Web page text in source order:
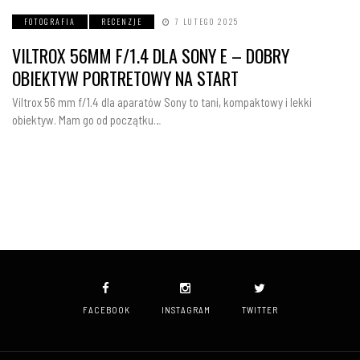
FOTOGRAFIA RECENZJE 7 LUTEGO 2025
VILTROX 56MM F/1.4 DLA SONY E – DOBRY
OBIEKTYW PORTRETOWY NA START
Viltrox 56 mm f/1.4 dla aparatów Sony to tani, kompaktowy i lekki
obiektyw. Mam go od początku…
FACEBOOK INSTAGRAM TWITTER